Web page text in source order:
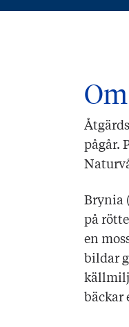
pågår.
Brynia (
på
en
bildar
bäckar